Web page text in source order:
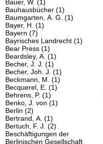
Bauer, W.(1)
Bauhausbücher(1)
Baumgarten, A. G.(1)
Bayer, H.(1)
Bayern(7)
Bayrisches Landrecht(1)
Bear Press(1)
Beardsley, A.(1)
Becher, J. J.(1)
Becher, Joh. J.(1)
Beckmann, M.(1)
Becquerel, E.(1)
Behrens, P.(1)
Benko, J. von(1)
Berlin(2)
Bertrand, A.(1)
Bertuch, F. J.(2)
Beschäftigungen der
Berlinischen Gesellschaft